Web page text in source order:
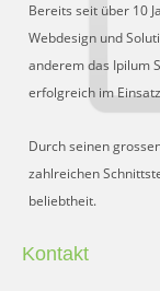
Liveeditor
Bereits seit über 10
Webdesign und
anderem das Ipilum
erfolgreich im
Durch seinen
zahlreichen
beliebtheit.
Kontakt